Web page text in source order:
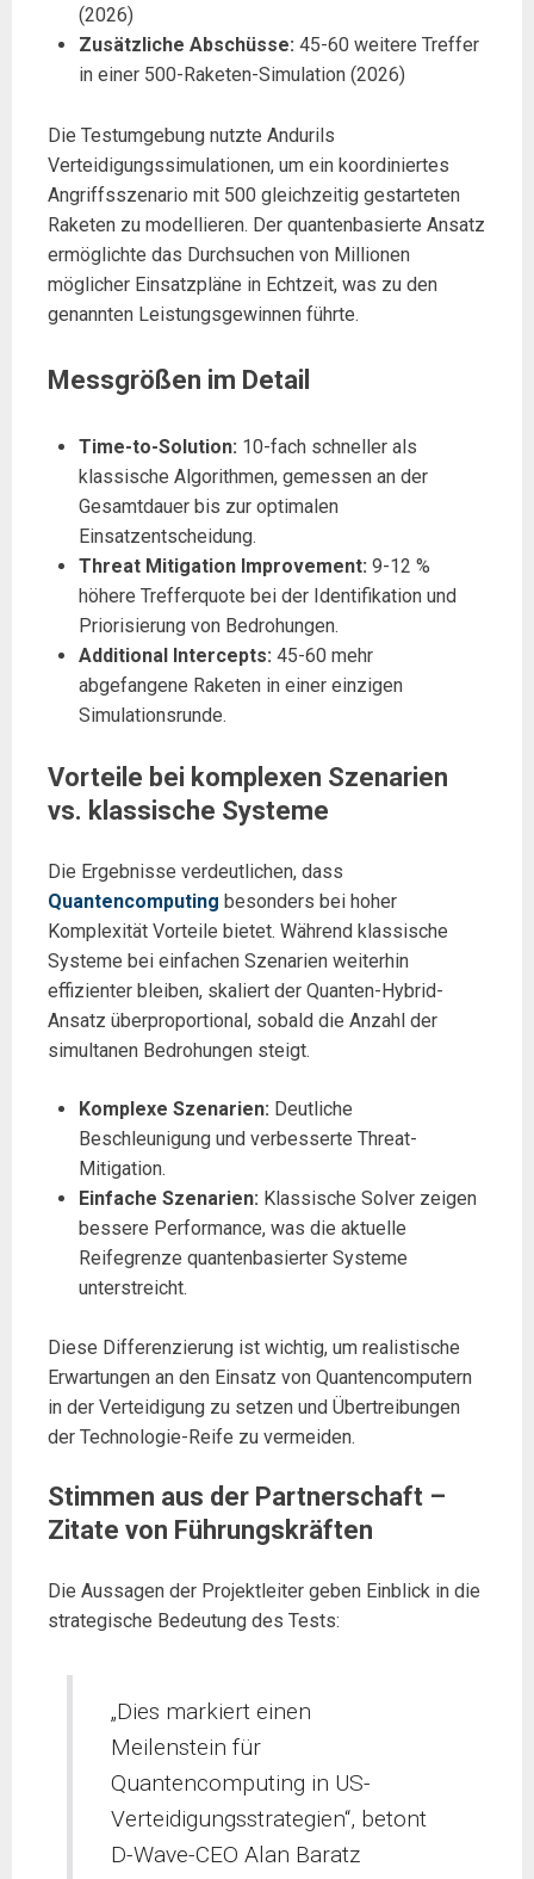
(2026)
Zusätzliche Abschüsse: 45-60 weitere Treffer
in einer 500-Raketen-Simulation (2026)
Die Testumgebung nutzte Andurils
Verteidigungssimulationen, um ein koordiniertes
Angriffsszenario mit 500 gleichzeitig gestarteten
Raketen zu modellieren. Der quantenbasierte Ansatz
ermöglichte das Durchsuchen von Millionen
möglicher Einsatzpläne in Echtzeit, was zu den
genannten Leistungsgewinnen führte.
Messgrößen im Detail
Time-to-Solution: 10-fach schneller als
klassische Algorithmen, gemessen an der
Gesamtdauer bis zur optimalen
Einsatzentscheidung.
Threat Mitigation Improvement: 9-12 %
höhere Trefferquote bei der Identifikation und
Priorisierung von Bedrohungen.
Additional Intercepts: 45-60 mehr
abgefangene Raketen in einer einzigen
Simulationsrunde.
Vorteile bei komplexen Szenarien
vs. klassische Systeme
Die Ergebnisse verdeutlichen, dass
Quantencomputing besonders bei hoher
Komplexität Vorteile bietet. Während klassische
Systeme bei einfachen Szenarien weiterhin
effizienter bleiben, skaliert der Quanten-Hybrid-
Ansatz überproportional, sobald die Anzahl der
simultanen Bedrohungen steigt.
Komplexe Szenarien: Deutliche
Beschleunigung und verbesserte Threat-
Mitigation.
Einfache Szenarien: Klassische Solver zeigen
bessere Performance, was die aktuelle
Reifegrenze quantenbasierter Systeme
unterstreicht.
Diese Differenzierung ist wichtig, um realistische
Erwartungen an den Einsatz von Quantencomputern
in der Verteidigung zu setzen und Übertreibungen
der Technologie-Reife zu vermeiden.
Stimmen aus der Partnerschaft –
Zitate von Führungskräften
Die Aussagen der Projektleiter geben Einblick in die
strategische Bedeutung des Tests:
„Dies markiert einen
Meilenstein für
Quantencomputing in US-
Verteidigungsstrategien“, betont
D-Wave-CEO Alan Baratz